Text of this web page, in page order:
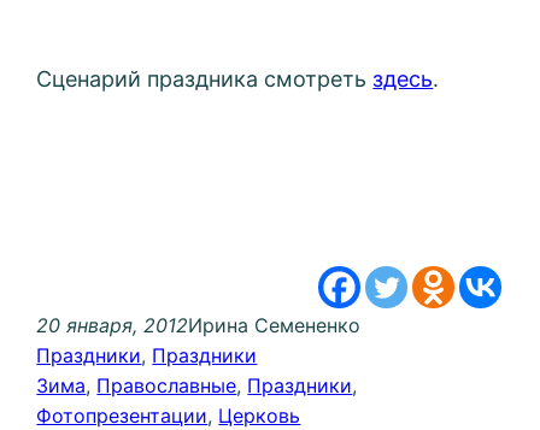
Сценарий праздника смотреть здесь.
20 января, 2012Ирина Семененко
Праздники, Праздники
Зима, Православные, Праздники
Фотопрезентации, Церковь